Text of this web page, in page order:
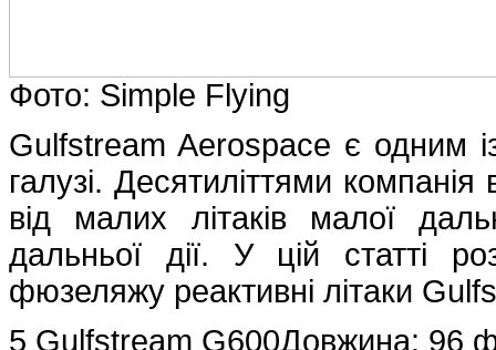
Фото: Simple Flying
Gulfstream Aerospace є одним
галузі. Десятиліттями компанія
від малих літаків малої
дальньої дії. У цій статті
фюзеляжу реактивні літаки
5 Gulfstream G600Довжина: 96